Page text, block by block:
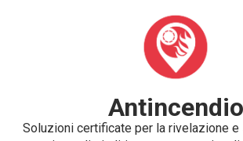
Antincendio
Soluzioni certificate per la rivelazione